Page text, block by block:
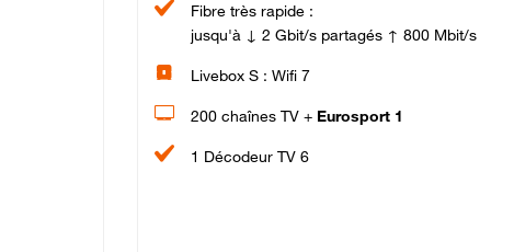
Fibre très rapide :
jusqu'à ↓ 2 Gbit/s partagés ↑ 800 Mbit/s
Livebox S : Wifi 7
200 chaînes TV + Eurosport 1
1 Décodeur TV 6